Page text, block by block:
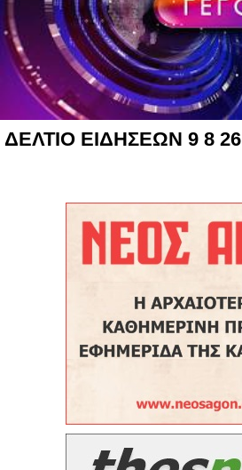
ΔΕΛΤΙΟ ΕΙΔΗΣΕΩΝ 9 8 26